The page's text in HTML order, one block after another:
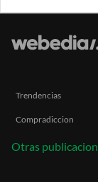
Trendencias
Compradiccion
Otras